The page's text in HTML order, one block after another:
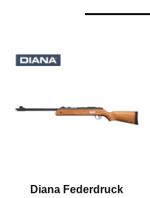
Diana Federdruck